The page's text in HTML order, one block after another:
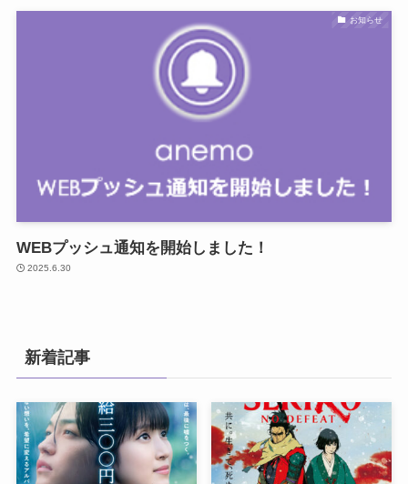
お知らせ
WEBプッシュ通知を開始しました！
2025.6.30
新着記事